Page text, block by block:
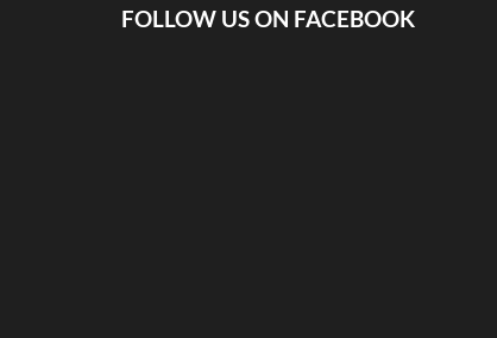
FOLLOW US ON FACEBOOK